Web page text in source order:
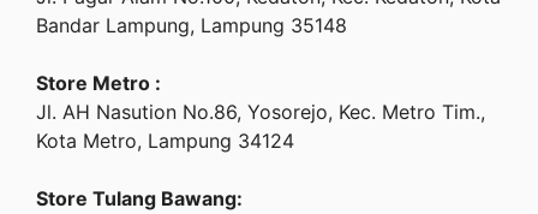
Bandar Lampung, Lampung 35148
Store Metro :
Jl. AH Nasution No.86, Yosorejo, Kec. Metro Tim.,
Kota Metro, Lampung 34124
Store Tulang Bawang: